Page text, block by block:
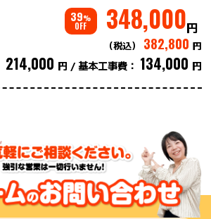
39%
OFF 348,000円
（税込） 382,800 円
214,000 円 / 基本工事費： 134,000 円